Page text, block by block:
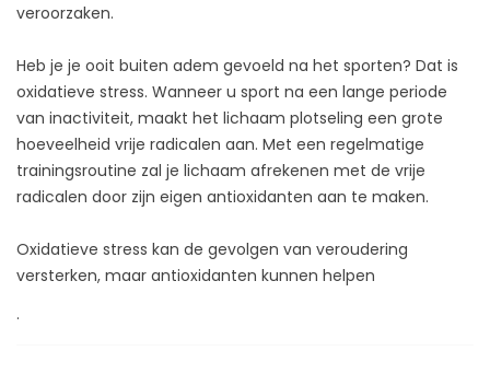
veroorzaken.
Heb je je ooit buiten adem gevoeld na het sporten? Dat is
oxidatieve stress. Wanneer u sport na een lange periode
van inactiviteit, maakt het lichaam plotseling een grote
hoeveelheid vrije radicalen aan. Met een regelmatige
trainingsroutine zal je lichaam afrekenen met de vrije
radicalen door zijn eigen antioxidanten aan te maken.
Oxidatieve stress kan de gevolgen van veroudering
versterken, maar antioxidanten kunnen helpen
.